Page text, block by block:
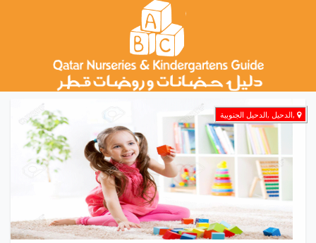
,الدحيل ,الدحيل الجنوبية